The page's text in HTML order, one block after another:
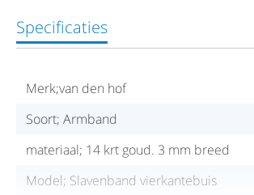
Specificaties
Merk;van den hof
Soort; Armband
materiaal; 14 krt goud. 3 mm breed
Model; Slavenband vierkantebuis